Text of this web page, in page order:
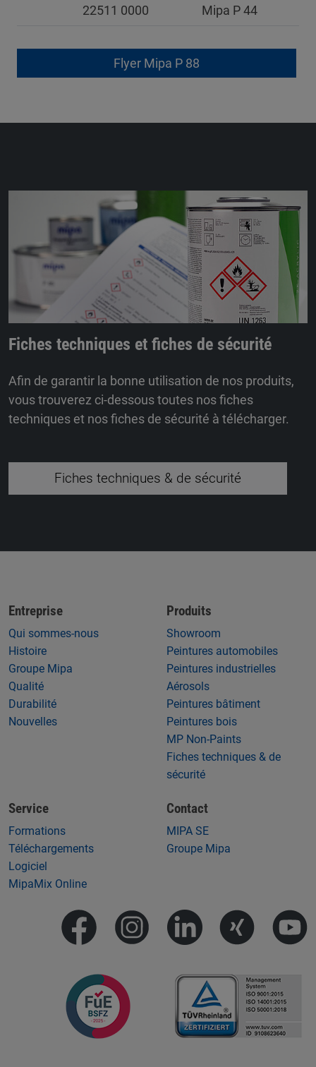
22511 0000 Mipa P 44
Flyer Mipa P 88
Fiches techniques et fiches de sécurité
Afin de garantir la bonne utilisation de nos produits,
vous trouverez ci-dessous toutes nos fiches
techniques et nos fiches de sécurité à télécharger.
Fiches techniques & de sécurité
Entreprise
Qui sommes-nous
Histoire
Groupe Mipa
Qualité
Durabilité
Nouvelles
Produits
Showroom
Peintures automobiles
Peintures industrielles
Aérosols
Peintures bâtiment
Peintures bois
MP Non-Paints
Fiches techniques & de
sécurité
Service
Formations
Téléchargements
Logiciel
MipaMix Online
Contact
MIPA SE
Groupe Mipa